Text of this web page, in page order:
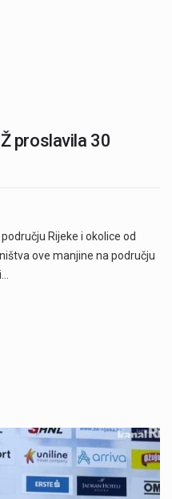
proslavila 30
Rijeke i okolice od
ove manjine na području